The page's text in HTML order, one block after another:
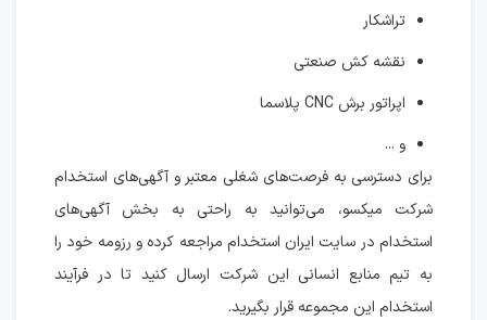
تراشکار
نقشه کش صنعتی
اپراتور برش CNC پلاسما
و ...
برای دسترسی به فرصت‌های شغلی معتبر و آگهی‌های استخدام
شرکت میکسو، می‌توانید به راحتی به بخش آگهی‌های
استخدام در سایت ایران استخدام مراجعه کرده و رزومه خود را
به تیم منابع انسانی این شرکت ارسال کنید تا در فرآیند
استخدام این مجموعه قرار بگیرید.